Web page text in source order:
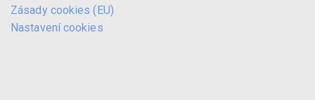
Zásady cookies (EU)
Nastavení cookies